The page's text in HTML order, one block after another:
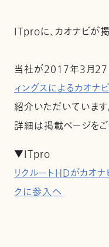
ITproに、カオナビが
当社が2017年3月27
ィングスによるカオナ
紹介いただいています
詳細は掲載ページをご
▼ITpro
リクルートHDがカオ
クに参入へ